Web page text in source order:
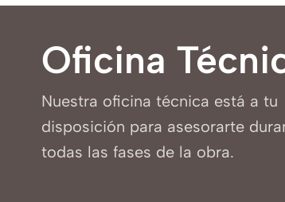
Oficina
Nuestra oficina técnica está a tu
disposición para asesorarte
todas las fases de la obra.